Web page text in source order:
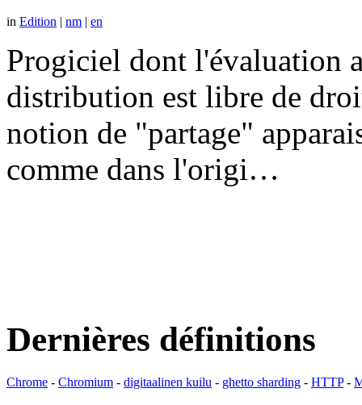
in Edition | nm | en
Progiciel dont l'évaluation
distribution est libre de
notion de "partage"
comme dans l'origi…
Dernières définitions
Chrome - Chromium - digitaalinen kuilu - ghetto sharding - HTTP-